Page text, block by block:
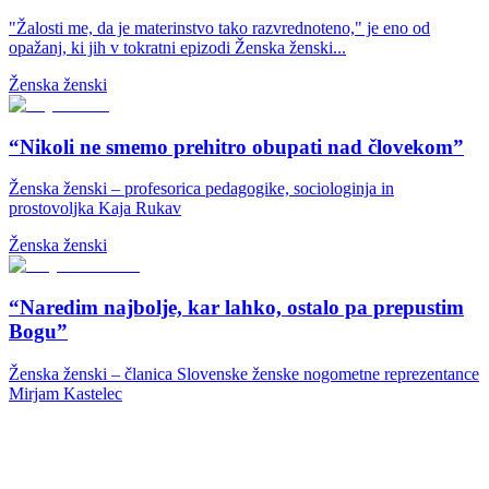
"Žalosti me, da je materinstvo tako razvrednoteno," je eno od
opažanj, ki jih v tokratni epizodi Ženska ženski...
Ženska ženski
“Nikoli ne smemo prehitro obupati nad človekom”
Ženska ženski – profesorica pedagogike, sociologinja in
prostovoljka Kaja Rukav
Ženska ženski
“Naredim najbolje, kar lahko, ostalo pa prepustim
Bogu”
Ženska ženski – članica Slovenske ženske nogometne reprezentance
Mirjam Kastelec